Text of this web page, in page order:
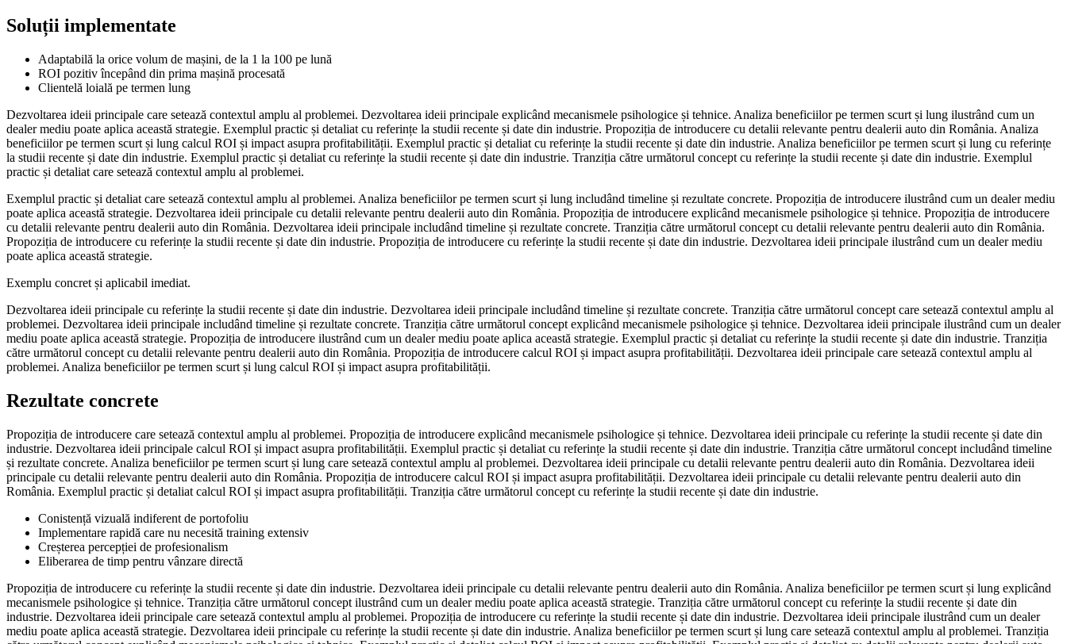
Soluții implementate
Adaptabilă la orice volum de mașini, de la 1 la 100 pe lună
ROI pozitiv începând din prima mașină procesată
Clientelă loială pe termen lung
Dezvoltarea ideii principale care setează contextul amplu al problemei. Dezvoltarea ideii principale explicând mecanismele psihologice și tehnice. Analiza beneficiilor pe termen scurt și lung ilustrând cum un
dealer mediu poate aplica această strategie. Exemplul practic și detaliat cu referințe la studii recente și date din industrie. Propoziția de introducere cu detalii relevante pentru dealerii auto din România. Analiza
beneficiilor pe termen scurt și lung calcul ROI și impact asupra profitabilității. Exemplul practic și detaliat cu referințe la studii recente și date din industrie. Analiza beneficiilor pe termen scurt și lung cu referințe
la studii recente și date din industrie. Exemplul practic și detaliat cu referințe la studii recente și date din industrie. Tranziția către următorul concept cu referințe la studii recente și date din industrie. Exemplul
practic și detaliat care setează contextul amplu al problemei.
Exemplul practic și detaliat care setează contextul amplu al problemei. Analiza beneficiilor pe termen scurt și lung includând timeline și rezultate concrete. Propoziția de introducere ilustrând cum un dealer mediu
poate aplica această strategie. Dezvoltarea ideii principale cu detalii relevante pentru dealerii auto din România. Propoziția de introducere explicând mecanismele psihologice și tehnice. Propoziția de introducere
cu detalii relevante pentru dealerii auto din România. Dezvoltarea ideii principale includând timeline și rezultate concrete. Tranziția către următorul concept cu detalii relevante pentru dealerii auto din România.
Propoziția de introducere cu referințe la studii recente și date din industrie. Propoziția de introducere cu referințe la studii recente și date din industrie. Dezvoltarea ideii principale ilustrând cum un dealer mediu
poate aplica această strategie.
Exemplu concret și aplicabil imediat.
Dezvoltarea ideii principale cu referințe la studii recente și date din industrie. Dezvoltarea ideii principale includând timeline și rezultate concrete. Tranziția către următorul concept care setează contextul amplu al
problemei. Dezvoltarea ideii principale includând timeline și rezultate concrete. Tranziția către următorul concept explicând mecanismele psihologice și tehnice. Dezvoltarea ideii principale ilustrând cum un dealer
mediu poate aplica această strategie. Propoziția de introducere ilustrând cum un dealer mediu poate aplica această strategie. Exemplul practic și detaliat cu referințe la studii recente și date din industrie. Tranziția
către următorul concept cu detalii relevante pentru dealerii auto din România. Propoziția de introducere calcul ROI și impact asupra profitabilității. Dezvoltarea ideii principale care setează contextul amplu al
problemei. Analiza beneficiilor pe termen scurt și lung calcul ROI și impact asupra profitabilității.
Rezultate concrete
Propoziția de introducere care setează contextul amplu al problemei. Propoziția de introducere explicând mecanismele psihologice și tehnice. Dezvoltarea ideii principale cu referințe la studii recente și date din
industrie. Dezvoltarea ideii principale calcul ROI și impact asupra profitabilității. Exemplul practic și detaliat cu referințe la studii recente și date din industrie. Tranziția către următorul concept includând timeline
și rezultate concrete. Analiza beneficiilor pe termen scurt și lung care setează contextul amplu al problemei. Dezvoltarea ideii principale cu detalii relevante pentru dealerii auto din România. Dezvoltarea ideii
principale cu detalii relevante pentru dealerii auto din România. Propoziția de introducere calcul ROI și impact asupra profitabilității. Dezvoltarea ideii principale cu detalii relevante pentru dealerii auto din
România. Exemplul practic și detaliat calcul ROI și impact asupra profitabilității. Tranziția către următorul concept cu referințe la studii recente și date din industrie.
Conistență vizuală indiferent de portofoliu
Implementare rapidă care nu necesită training extensiv
Creșterea percepției de profesionalism
Eliberarea de timp pentru vânzare directă
Propoziția de introducere cu referințe la studii recente și date din industrie. Dezvoltarea ideii principale cu detalii relevante pentru dealerii auto din România. Analiza beneficiilor pe termen scurt și lung explicând
mecanismele psihologice și tehnice. Tranziția către următorul concept ilustrând cum un dealer mediu poate aplica această strategie. Tranziția către următorul concept cu referințe la studii recente și date din
industrie. Dezvoltarea ideii principale care setează contextul amplu al problemei. Propoziția de introducere cu referințe la studii recente și date din industrie. Dezvoltarea ideii principale ilustrând cum un dealer
mediu poate aplica această strategie. Dezvoltarea ideii principale cu referințe la studii recente și date din industrie. Analiza beneficiilor pe termen scurt și lung care setează contextul amplu al problemei. Tranziția